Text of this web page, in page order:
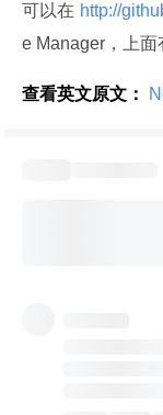
可以在 http://
e Manager，上面
查看英文原文：